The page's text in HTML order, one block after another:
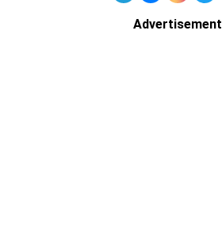
Advertisement